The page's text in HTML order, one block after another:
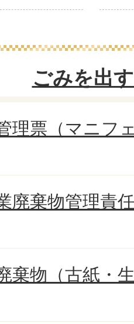
ごみを出
理票（マニフ
廃棄物管理責
棄物（古紙・